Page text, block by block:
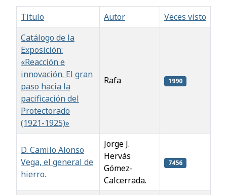
Título Autor
Veces visto
Catálogo de la
Exposición:
«Reacción e
innovación. El gran
paso hacia la
pacificación del
Protectorado
(1921-1925)»
Rafa 1990
D. Camilo Alonso
Vega, el general de
hierro.
Jorge J.
Hervás
Gómez-
Calcerrada.
7456